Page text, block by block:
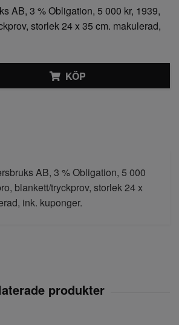
AB, 3 % Obligation, 5 000 kr, 1939,
storlek 24 x 35 cm. makulerad,
KÖP
AB, 3 % Obligation, 5 000
blankett/tryckprov, storlek 24 x
ink. kuponger.